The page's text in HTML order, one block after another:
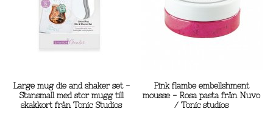
Large mug die and shaker set -
Stansmall med stor mugg till
skakkort från Tonic Studios
Pink flambe embellshment
mousse - Rosa pasta från Nuvo
/ Tonic studios